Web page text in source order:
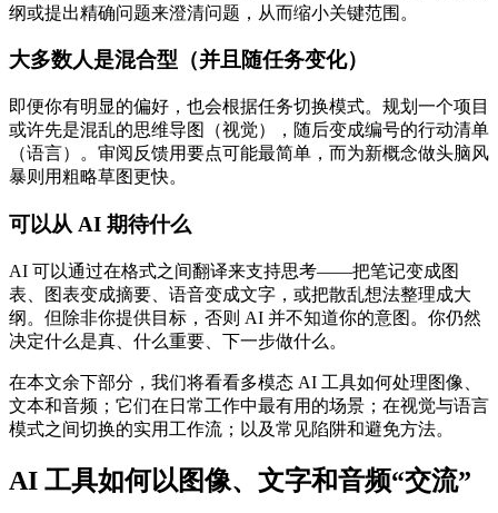
纲或提出精确问题来澄清问题，从而缩小关键范围。
大多数人是混合型（并且随任务变化）
即便你有明显的偏好，也会根据任务切换模式。规划一个项目
或许先是混乱的思维导图（视觉），随后变成编号的行动清单
（语言）。审阅反馈用要点可能最简单，而为新概念做头脑风
暴则用粗略草图更快。
可以从 AI 期待什么
AI 可以通过在格式之间翻译来支持思考——把笔记变成图
表、图表变成摘要、语音变成文字，或把散乱想法整理成大
纲。但除非你提供目标，否则 AI 并不知道你的意图。你仍然
决定什么是真、什么重要、下一步做什么。
在本文余下部分，我们将看看多模态 AI 工具如何处理图像、
文本和音频；它们在日常工作中最有用的场景；在视觉与语言
模式之间切换的实用工作流；以及常见陷阱和避免方法。
AI 工具如何以图像、文字和音频“交流”